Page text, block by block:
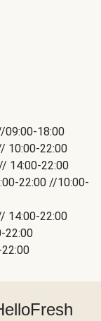
09:00-18:00
10:00-22:00
14:00-22:00
22:00 //10:00-
14:00-22:00
22:00